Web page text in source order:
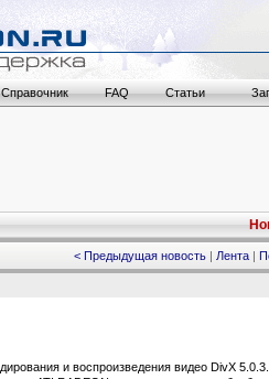
Справочник FAQ Статьи
< Предыдущая новость | Лента |
и воспроизведения видео DivX